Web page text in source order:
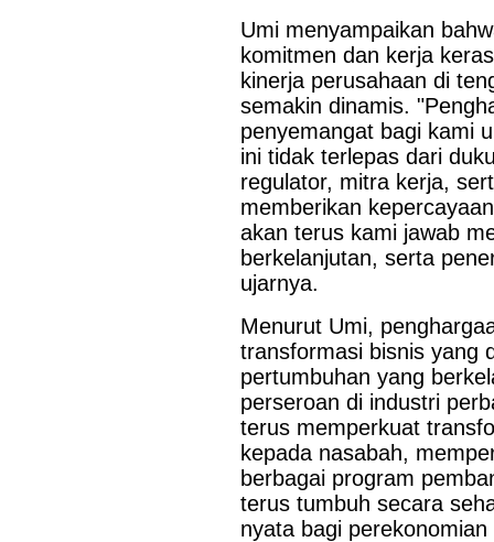
Umi menyampaikan
komitmen dan kerja
kinerja perusahaan di
semakin dinamis.
penyemangat bagi kami
ini tidak terlepas dari
regulator, mitra kerja,
memberikan
akan terus kami jawab
berkelanjutan, serta
ujarnya.
Menurut Umi,
transformasi bisnis yang
pertumbuhan yang
perseroan di industri
terus memperkuat
kepada nasabah,
berbagai program
terus tumbuh secara
nyata bagi